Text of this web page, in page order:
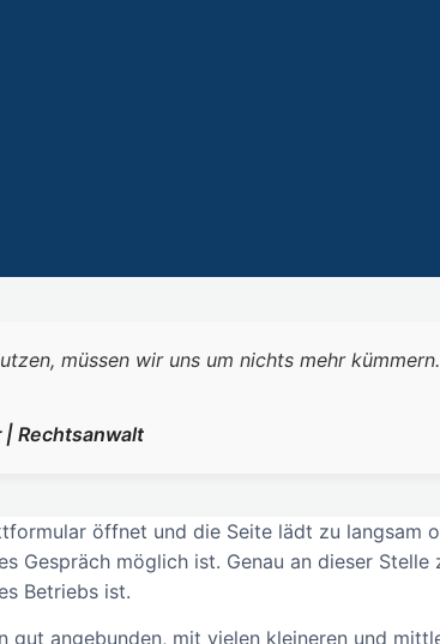
müssen wir uns um nichts mehr
Rechtsanwalt
öffnet und die Seite lädt zu langsam
Gespräch möglich ist. Genau an dieser Stelle
Betriebs ist.
angebunden, mit vielen kleineren und